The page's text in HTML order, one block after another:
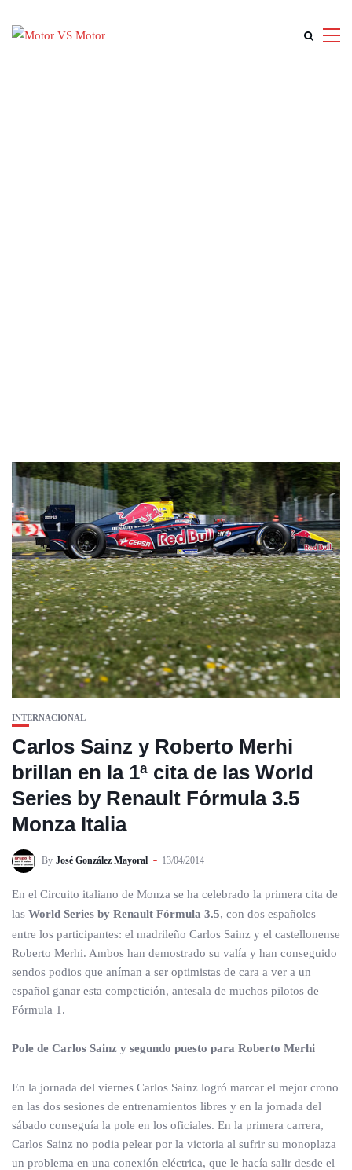
INTERNACIONAL
Carlos Sainz y Roberto Merhi
brillan en la 1ª cita de las World
Series by Renault Fórmula 3.5
Monza Italia
By José González Mayoral 13/04/2014
En el Circuito italiano de Monza se ha celebrado la primera cita de
las World Series by Renault Fórmula 3.5, con dos españoles
entre los participantes: el madrileño Carlos Sainz y el castellonense
Roberto Merhi. Ambos han demostrado su valía y han conseguido
sendos podios que aníman a ser optimistas de cara a ver a un
español ganar esta competición, antesala de muchos pilotos de
Fórmula 1.
Pole de Carlos Sainz y segundo puesto para Roberto Merhi
En la jornada del viernes Carlos Sainz logró marcar el mejor crono
en las dos sesiones de entrenamientos libres y en la jornada del
sábado conseguía la pole en los oficiales. En la primera carrera,
Carlos Sainz no podia pelear por la victoria al sufrir su monoplaza
un problema en una conexión eléctrica, que le hacía salir desde el